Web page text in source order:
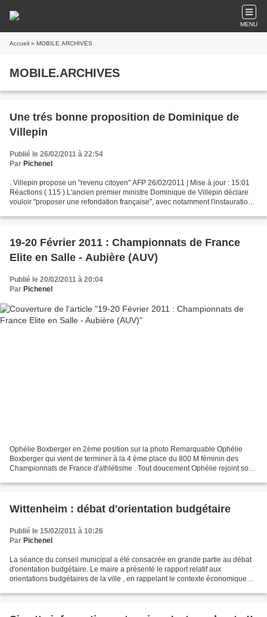
MENU
Accueil » MOBILE.ARCHIVES
MOBILE.ARCHIVES
Une trés bonne proposition de Dominique de
Villepin
Publié le 26/02/2011 à 22:54
Par Pichenel
. Villepin propose un "revenu citoyen" AFP 26/02/2011 | Mise à jour : 15:01
Réactions ( 115 ) L'ancien premier ministre Dominique de Villepin déclare
vouloir "proposer une refondation française", avec notamment l'instauration
19-20 Février 2011 : Championnats de France
Elite en Salle - Aubière (AUV)
Publié le 20/02/2011 à 20:04
Par Pichenel
Ophélie Boxberger en 2ème position sur la photo Remarquable Ophélie
Boxberger qui vient de terminer à la 4 ème place du 800 M féminin des
Championnats de France d'athlétisme . Tout doucement Ophélie rejoint son
Wittenheim : débat d'orientation budgétaire
Publié le 15/02/2011 à 10:26
Par Pichenel
La séance du conseil municipal a été consacrée en grande partie au débat
d'orientation budgétaire. Le maire a présenté le rapport relatif aux
orientations budgétaires de la ville , en rappelant le contexte économique